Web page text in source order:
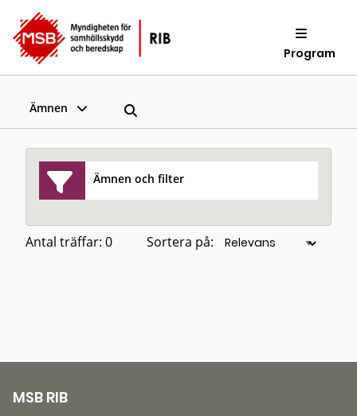
Program
Ämnen
Ämnen och filter
Antal träffar: 0 Sortera på:
MSB RIB